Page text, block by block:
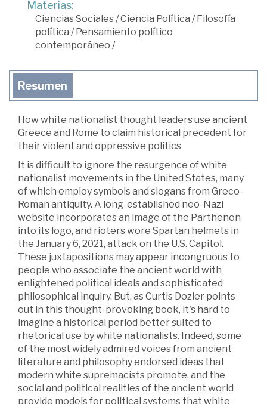
Materias:
Ciencias Sociales/Ciencia Política /Filosofía
política /Pensamiento político
contemporáneo /
Resumen
How white nationalist thought leaders use ancient
Greece and Rome to claim historical precedent for
their violent and oppressive politics
It is difficult to ignore the resurgence of white
nationalist movements in the United States, many
of which employ symbols and slogans from Greco-
Roman antiquity. A long-established neo-Nazi
website incorporates an image of the Parthenon
into its logo, and rioters wore Spartan helmets in
the January 6, 2021, attack on the U.S. Capitol.
These juxtapositions may appear incongruous to
people who associate the ancient world with
enlightened political ideals and sophisticated
philosophical inquiry. But, as Curtis Dozier points
out in this thought-provoking book, it's hard to
imagine a historical period better suited to
rhetorical use by white nationalists. Indeed, some
of the most widely admired voices from ancient
literature and philosophy endorsed ideas that
modern white supremacists promote, and the
social and political realities of the ancient world
provide models for political systems that white